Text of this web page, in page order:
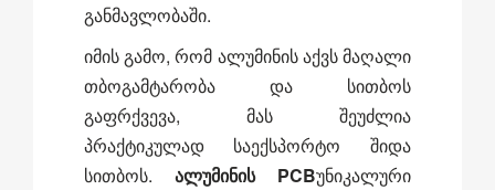
განმავლობაში.
იმის გამო, რომ ალუმინის აქვს მაღალი
თბოგამტარობა და სითბოს
გაფრქვევა, მას შეუძლია
პრაქტიკულად საექსპორტო შიდა
სითბოს. ალუმინის PCBუნიკალური